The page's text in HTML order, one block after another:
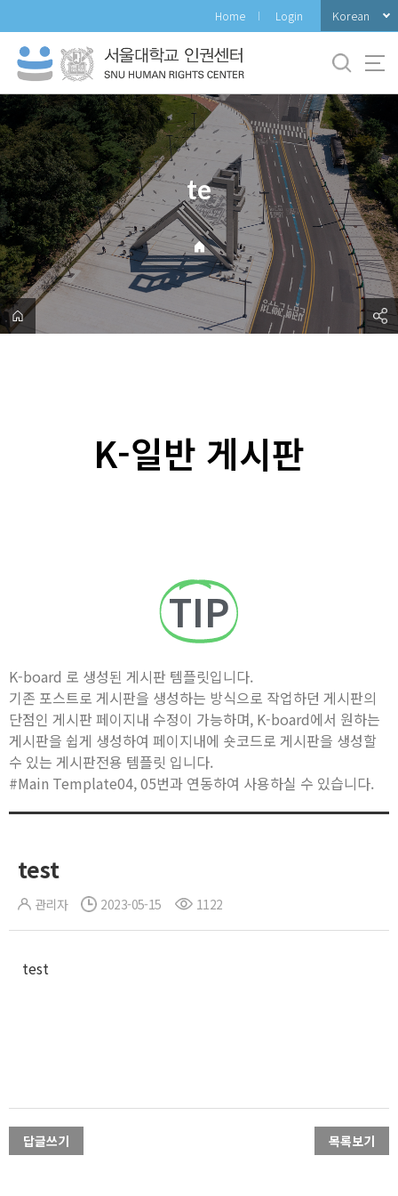
로
메
뉴
Home Login Korean
te
K-일반 게시판
TIP
K-board 로 생성된 게시판 템플릿입니다.
기존 포스트로 게시판을 생성하는 방식으로 작업하던 게시판의
단점인 게시판 페이지내 수정이 가능하며, K-board에서 원하는
게시판을 쉽게 생성하여 페이지내에 숏코드로 게시판을 생성할
수 있는 게시판전용 템플릿 입니다.
#Main Template04, 05번과 연동하여 사용하실 수 있습니다.
test
관리자 2023-05-15 1122
test
답글쓰기 목록보기